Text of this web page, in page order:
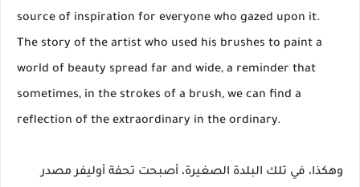
source of inspiration for everyone who gazed upon it.
The story of the artist who used his brushes to paint a
world of beauty spread far and wide, a reminder that
sometimes, in the strokes of a brush, we can find a
reflection of the extraordinary in the ordinary.
وهكذا، في تلك البلدة الصغيرة، أصبحت تحفة أوليفر مصدر